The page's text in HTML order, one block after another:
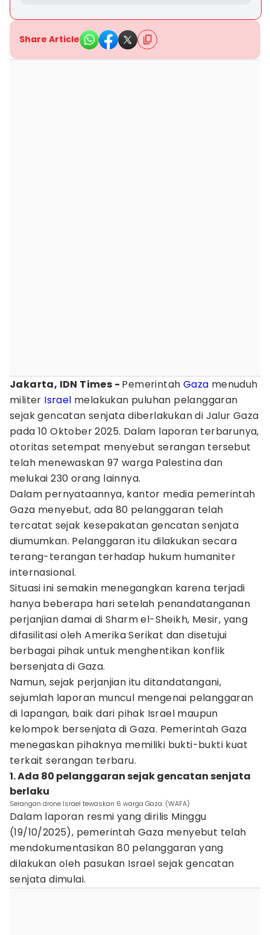
Share Article
Jakarta, IDN Times - Pemerintah Gaza menuduh
militer Israel melakukan puluhan pelanggaran
sejak gencatan senjata diberlakukan di Jalur Gaza
pada 10 Oktober 2025. Dalam laporan terbarunya,
otoritas setempat menyebut serangan tersebut
telah menewaskan 97 warga Palestina dan
melukai 230 orang lainnya.
Dalam pernyataannya, kantor media pemerintah
Gaza menyebut, ada 80 pelanggaran telah
tercatat sejak kesepakatan gencatan senjata
diumumkan. Pelanggaran itu dilakukan secara
terang-terangan terhadap hukum humaniter
internasional.
Situasi ini semakin menegangkan karena terjadi
hanya beberapa hari setelah penandatanganan
perjanjian damai di Sharm el-Sheikh, Mesir, yang
difasilitasi oleh Amerika Serikat dan disetujui
berbagai pihak untuk menghentikan konflik
bersenjata di Gaza.
Namun, sejak perjanjian itu ditandatangani,
sejumlah laporan muncul mengenai pelanggaran
di lapangan, baik dari pihak Israel maupun
kelompok bersenjata di Gaza. Pemerintah Gaza
menegaskan pihaknya memiliki bukti-bukti kuat
terkait serangan terbaru.
1. Ada 80 pelanggaran sejak gencatan senjata
berlaku
Serangan drone Israel tewaskan 6 warga Gaza. (WAFA)
Dalam laporan resmi yang dirilis Minggu
(19/10/2025), pemerintah Gaza menyebut telah
mendokumentasikan 80 pelanggaran yang
dilakukan oleh pasukan Israel sejak gencatan
senjata dimulai.